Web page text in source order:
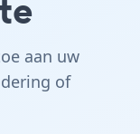
aan uw
of